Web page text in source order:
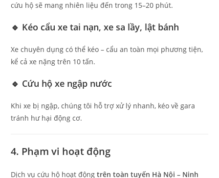
cứu hộ sẽ mang nhiên liệu đến trong 15–20 phút.
🔹 Kéo cẩu xe tai nạn, xe sa lầy, lật bánh
Xe chuyên dụng có thể kéo – cẩu an toàn mọi phương tiện,
kể cả xe nặng trên 10 tấn.
🔹 Cứu hộ xe ngập nước
Khi xe bị ngập, chúng tôi hỗ trợ xử lý nhanh, kéo về gara
tránh hư hại động cơ.
4. Phạm vi hoạt động
Dịch vụ cứu hộ hoạt độngtrên toàn tuyến Hà Nội – Ninh